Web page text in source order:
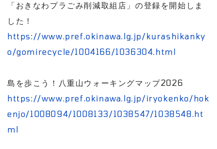
「おきなわプラごみ削減取組店」の登録を開始しま
した！
https://www.pref.okinawa.lg.jp/kurashikanky
o/gomirecycle/1004166/1036304.html
島を歩こう！八重山ウォーキングマップ2026
https://www.pref.okinawa.lg.jp/iryokenko/hok
enjo/1008094/1008133/1038547/1038548.ht
ml